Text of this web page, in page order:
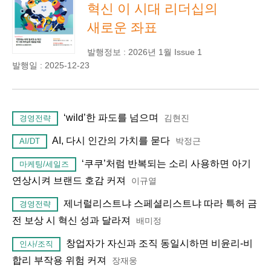
혁신 이 시대 리더십의
새로운 좌표
발행정보 : 2026년 1월 Issue 1
발행일 : 2025-12-23
경영전략 ‘wild’한 파도를 넘으며 김현진
AI/DT AI, 다시 인간의 가치를 묻다 박정근
마케팅/세일즈
‘쿠쿠’처럼 반복되는 소리 사용하면 아기
연상시켜 브랜드 호감 커져
이규열
경영전략
제너럴리스트냐 스페셜리스트냐 따라 특허 금
전 보상 시 혁신 성과 달라져
배미정
인사/조직
창업자가 자신과 조직 동일시하면 비윤리-비
합리 부작용 위험 커져
장재웅